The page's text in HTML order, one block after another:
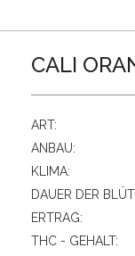
CALI
ART:
ANBAU:
KLIMA:
DAUER DER
ERTRAG:
THC - GEHALT: